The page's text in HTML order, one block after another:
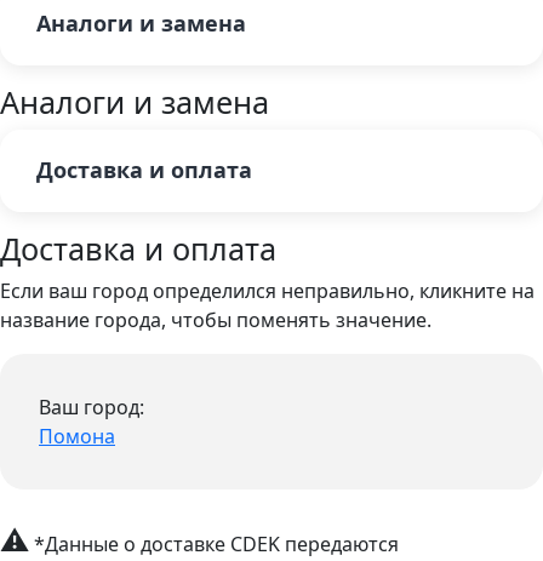
Аналоги и замена
Аналоги и замена
Доставка и оплата
Доставка и оплата
Если ваш город определился неправильно, кликните на
название города, чтобы поменять значение.
Ваш город:
Помона
⚠*Данные о доставке CDEK передаются